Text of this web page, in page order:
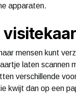
apparaten.
mensen kunt
laten scannen
verschillende
kwijt dan op een